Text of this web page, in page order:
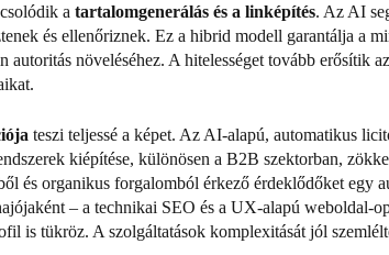
a tartalomgenerálás és a linképítés. Az AI
és ellenőriznek. Ez a hibrid modell garantálja a
autoritás növeléséhez. A hitelességet tovább erősítik
teszi teljessé a képet. Az AI-alapú, automatikus
kiépítése, különösen a B2B szektorban,
és organikus forgalomból érkező érdeklődőket egy
– a technikai SEO és a UX-alapú weboldal-
is tükröz. A szolgáltatások komplexitását jól